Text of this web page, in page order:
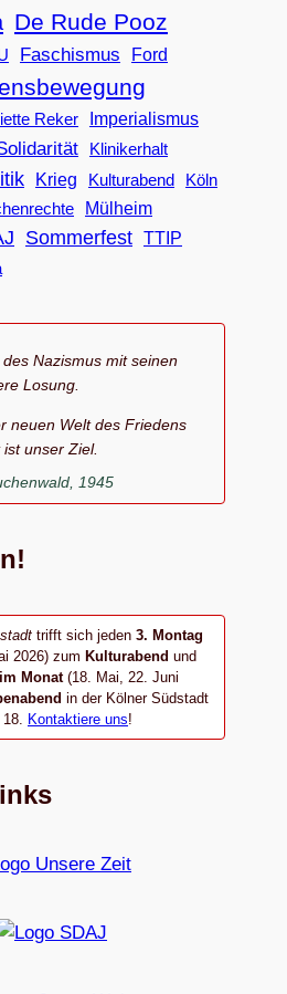
De Rude Pooz
Faschismus
Ford
Reker Imperialismus
Klinikerhalt
Krieg Kulturabend
Köln
Mülheim
Sommerfest TTIP
Nazismus mit seinen
Losung.
neuen Welt des Friedens
unser Ziel.
1945
trifft sich jeden 3. Montag
2026) zum Kulturabend und
Monat(18. Mai, 22. Juni
in der Kölner Südstadt
Kontaktiere uns!